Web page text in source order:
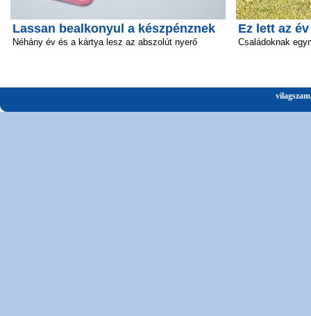
Lassan bealkonyul a készpénznek
Néhány év és a kártya lesz az abszolút nyerő
Ez lett az
Családoknak